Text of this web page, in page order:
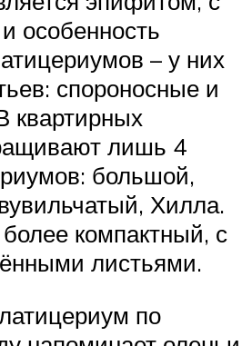
особенность
– у них
спороносные и
квартирных
лишь 4
большой,
Хилла.
компактный, с
листьями.
по